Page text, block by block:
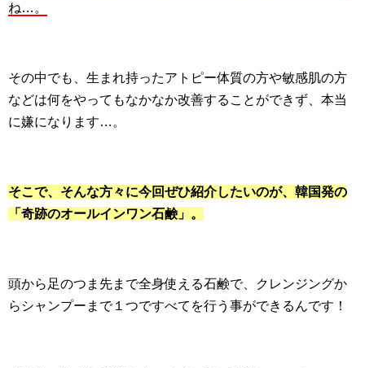
ね…。
その中でも、生まれ持ったアトピー体質の方や敏感肌の方
などは何をやってもなかなか改善することができず、本当
に嫌になります…。
そこで、そんな方々に今回ぜひ紹介したいのが、韓国発の
「奇跡のオールインワン石鹸」。
頭から足のつま先まで全身使える石鹸で、クレンジングか
らシャンプーまで１つですべてを行う事ができるんです！